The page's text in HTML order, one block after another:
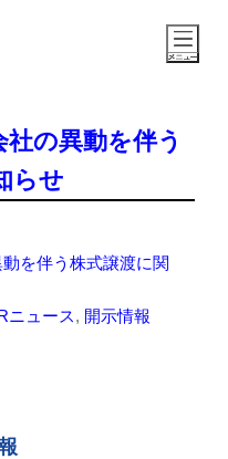
社の異動を伴う
らせ
動を伴う株式譲渡に関
ニュース, 開示情報